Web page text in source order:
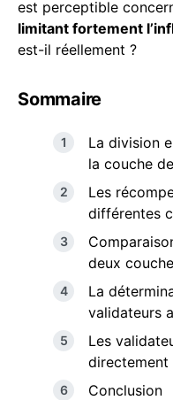
est perceptible
limitant fortement
est-il réellement ?
Sommaire
La division
la couche
Les
différentes
deux
La
validateurs
Les
Conclusion